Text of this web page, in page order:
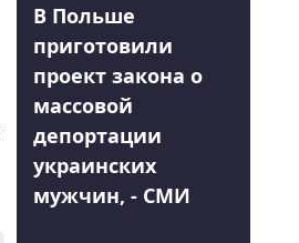
В Польше
приготовили
проект закона о
массовой
депортации
украинских
мужчин, - СМИ